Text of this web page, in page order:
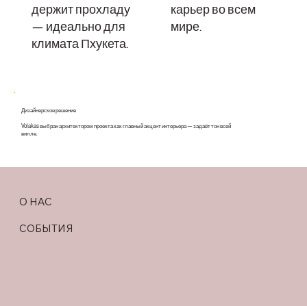
карьер во всем
мире.
держит прохладу
— идеально для
климата Пхукета.
Дизайнерское решение
Volakas выбран архитектором проекта как главный акцент интерьера — задаёт тон всей
вилле.
О НАС
СОБЫТИЯ